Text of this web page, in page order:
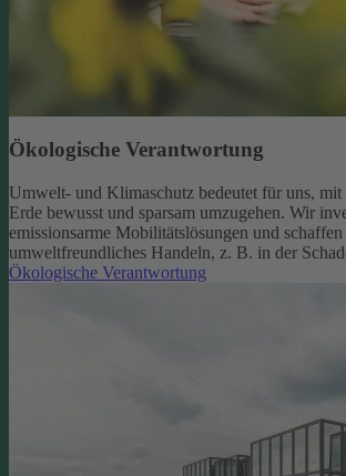
Ökologische Verantwortung
Umwelt- und Klimaschutz bedeutet für uns, mit
Erde bewusst und sparsam umzugehen. Wir
emissionsarme Mobilitätslösungen und
umweltfreundliches Handeln, z. B. in der
Ökologische Verantwortung